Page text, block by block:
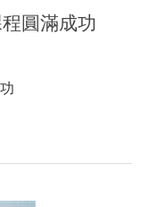
圓滿成功